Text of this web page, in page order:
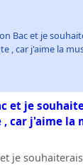
Bac et je
, car j'aime la
et je
car j'aime la
je